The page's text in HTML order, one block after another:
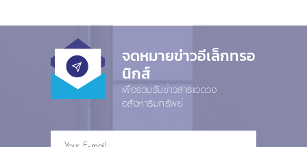
จดหมายข่าวอีเล็กทรอ
นิกส์
เพื่อร่วมรับข่าวสารแวดวง
อสังหาริมทรัพย์